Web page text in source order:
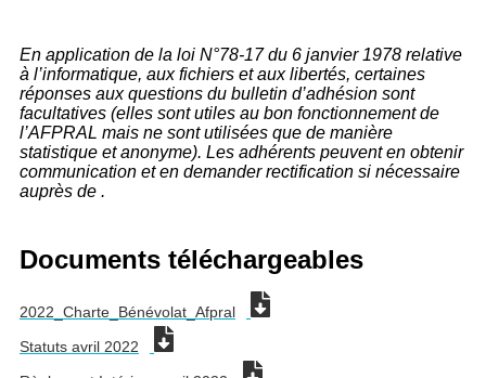
En application de la loi N°78-17 du 6 janvier 1978 relative
à l’informatique, aux fichiers et aux libertés, certaines
réponses aux questions du bulletin d’adhésion sont
facultatives (elles sont utiles au bon fonctionnement de
l’AFPRAL mais ne sont utilisées que de manière
statistique et anonyme). Les adhérents peuvent en obtenir
communication et en demander rectification si nécessaire
auprès de .
Documents téléchargeables
2022_Charte_Bénévolat_Afpral
Statuts avril 2022